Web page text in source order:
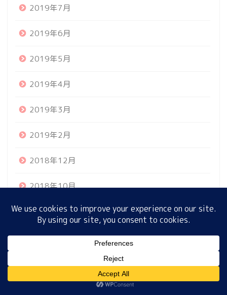
2019年7月
2019年6月
2019年5月
2019年4月
2019年3月
2019年2月
2018年12月
2018年10月
2018年9月
2018年6月
プロフィール サイトマップ